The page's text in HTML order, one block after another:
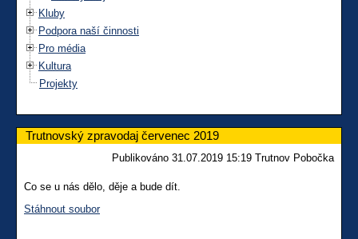
Kluby
Podpora naší činnosti
Pro média
Kultura
Projekty
Trutnovský zpravodaj červenec 2019
Publikováno 31.07.2019 15:19 Trutnov Pobočka
Co se u nás dělo, děje a bude dít.
Stáhnout soubor